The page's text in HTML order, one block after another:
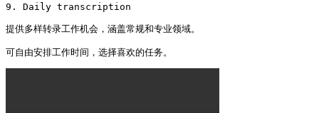
9. Daily transcription
提供多样转录工作机会，涵盖常规和专业领域。
可自由安排工作时间，选择喜欢的任务。